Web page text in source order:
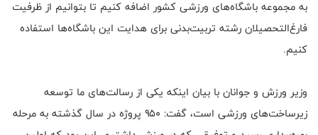
به مجموعه‌ باشگاه‌های ورزشی کشور اضافه کنیم تا بتوانیم از ظرفیت
فارغ‌التحصیلان رشته تربیت‌بدنی برای هدایت این باشگاه‌ها استفاده
کنیم.
وزیر ورزش و جوانان با بیان اینکه یکی از رسالت‌های ما توسعه
زیرساخت‌های ورزشی است، گفت: ۹۵۰ پروژه در سال گذشته به مرحله